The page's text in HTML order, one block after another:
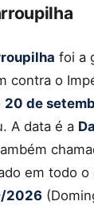
foi a
contra o
20 de
A data é a
em todo o
2026